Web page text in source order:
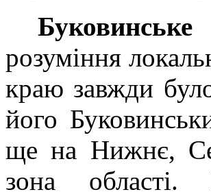
розуміння
краю завжди
його
ще на Нижнє,
зона